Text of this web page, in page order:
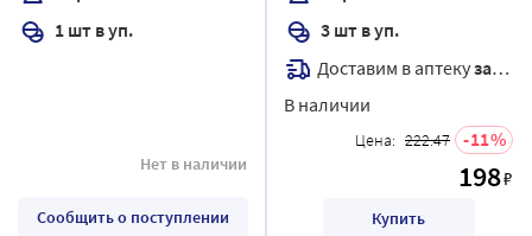
1 шт в уп.
Нет в наличии
Сообщить о поступлении
3 шт в уп.
Доставим в аптекузавтра
В наличии
Цена: 222.47 11
198₽
Купить